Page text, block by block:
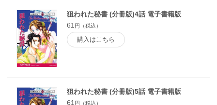
狙われた秘書 (分冊版)4話 電子書籍版
61 円（税込）
購入はこちら
狙われた秘書 (分冊版)5話 電子書籍版
61 円（税込）